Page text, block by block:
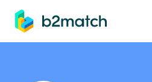
springen